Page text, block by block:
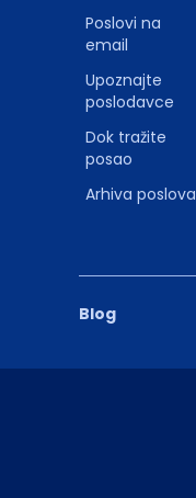
Blog
Poslovi na
email
Upoznajte
poslodavce
Dok tražite
posao
Arhiva poslova